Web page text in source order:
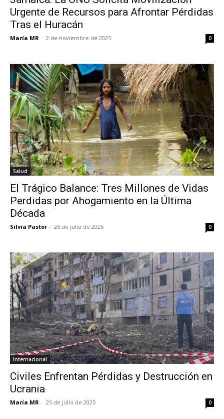
Urgente de Recursos para Afrontar Pérdidas
Tras el Huracán
María MR - 2 de noviembre de 2025 0
Salud
El Trágico Balance: Tres Millones de Vidas
Perdidas por Ahogamiento en la Última
Década
Silvia Pastor - 26 de julio de 2025 0
Internacional
Civiles Enfrentan Pérdidas y Destrucción en
Ucrania
María MR - 25 de julio de 2025 0